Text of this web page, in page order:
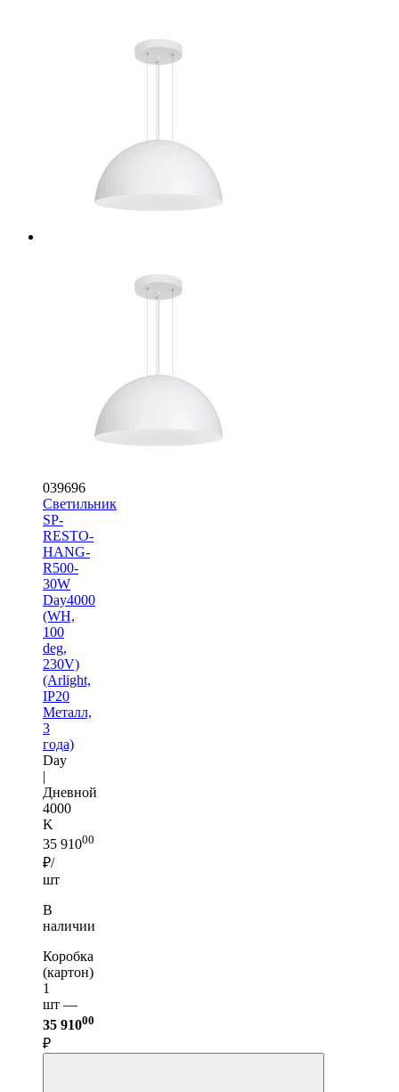
039696
Светильник
SP-
RESTO-
HANG-
R500-
30W
Day4000
(WH,
100
deg,
230V)
(Arlight,
IP20
Металл,
3
года)
Day
|
Дневной
4000
K
35 91000
₽/
шт
В
наличии
Коробка
(картон)
1
шт —
35 91000
₽